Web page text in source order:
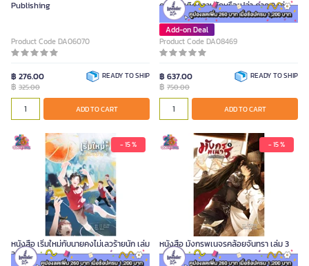
Publishing
Product Code DA06070
฿ 276.00
฿ 325.00
READY TO SHIP
ADD TO CART
คุณเสพติดความรักหรือเปล่า ภาค 2 เล่ม
1-3
Add-on Deal
Product Code DA08469
฿ 637.00
฿ 750.00
READY TO SHIP
ADD TO CART
- 15 %
หนังสือ เริ่มใหม่กับนายคงไม่เลวร้ายนัก เล่ม
3
- 15 %
หนังสือ มังกรพเนจรคล้อยจันทรา เล่ม 3